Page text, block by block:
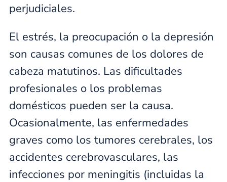
perjudiciales.
El estrés, la preocupación o la depresión
son causas comunes de los dolores de
cabeza matutinos. Las dificultades
profesionales o los problemas
domésticos pueden ser la causa.
Ocasionalmente, las enfermedades
graves como los tumores cerebrales, los
accidentes cerebrovasculares, las
infecciones por meningitis (incluidas la